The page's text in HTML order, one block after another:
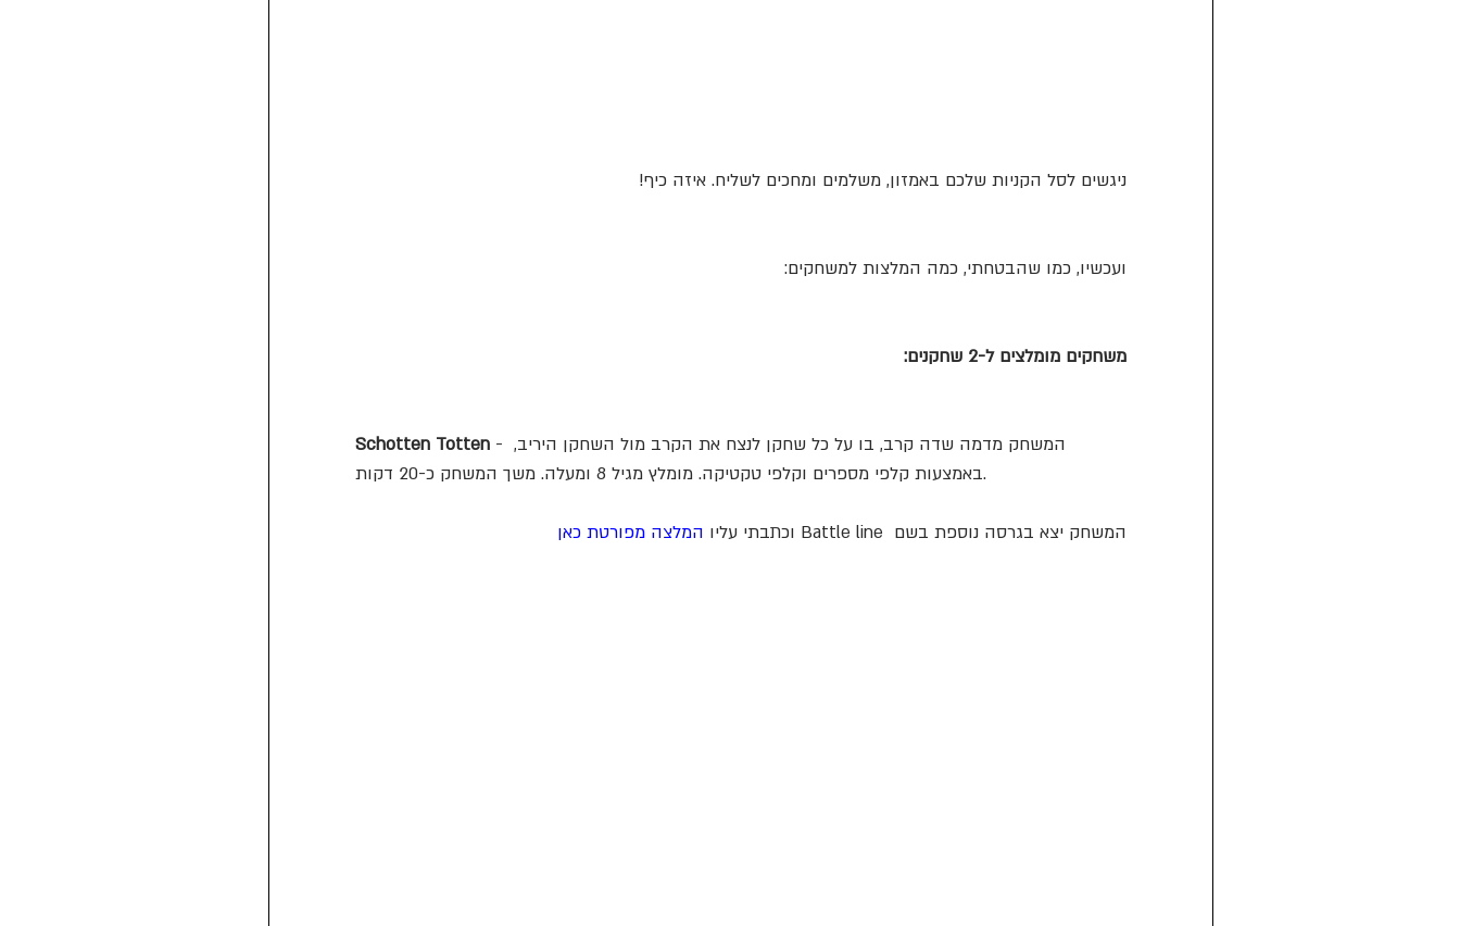
ניגשים לסל הקניות שלכם באמזון, משלמים ומחכים לשליח. איזה כיף!
ועכשיו, כמו שהבטחתי, כמה המלצות למשחקים:
משחקים מומלצים ל-2 שחקנים:
Schotten Totten - המשחק מדמה שדה קרב, בו על כל שחקן לנצח את הקרב מול השחקן היריב,
באמצעות קלפי מספרים וקלפי טקטיקה. מומלץ מגיל 8 ומעלה. משך המשחק כ-20 דקות.
המשחק יצא בגרסה נוספת בשם  Battle line וכתבתי עליו המלצה מפורטת כאן